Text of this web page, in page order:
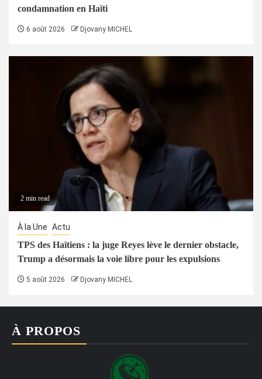
condamnation en Haïti
6 août 2026 Djovany MICHEL
2 min read
À la Une Actu
TPS des Haïtiens : la juge Reyes lève le dernier obstacle,
Trump a désormais la voie libre pour les expulsions
5 août 2026 Djovany MICHEL
À PROPOS